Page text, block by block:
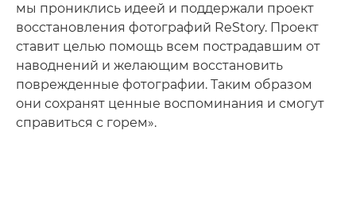
мы прониклись идеей и поддержали проект
восстановления фотографий ReStory. Проект
ставит целью помощь всем пострадавшим от
наводнений и желающим восстановить
поврежденные фотографии. Таким образом
они сохранят ценные воспоминания и смогут
справиться с горем».